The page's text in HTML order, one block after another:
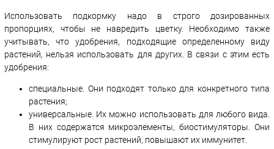
Использовать подкормку надо в строго дозированных
пропорциях, чтобы не навредить цветку. Необходимо также
учитывать, что удобрения, подходящие определенному виду
растений, нельзя использовать для других. В связи с этим есть
удобрения:
специальные. Они подходят только для конкретного типа
растения;
универсальные. Их можно использовать для любого вида.
В них содержатся микроэлементы, биостимуляторы. Они
стимулируют рост растений, повышают их иммунитет.